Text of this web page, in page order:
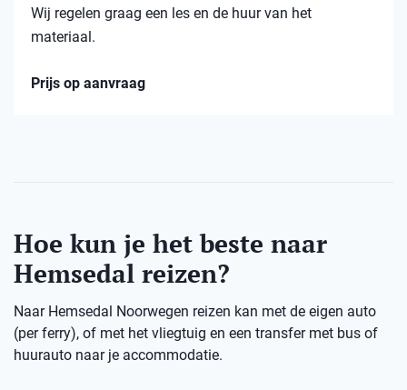
Wij regelen graag een les en de huur van het
materiaal.
Prijs op aanvraag
Hoe kun je het beste naar
Hemsedal reizen?
Naar Hemsedal Noorwegen reizen kan met de eigen auto
(per ferry), of met het vliegtuig en een transfer met bus of
huurauto naar je accommodatie.